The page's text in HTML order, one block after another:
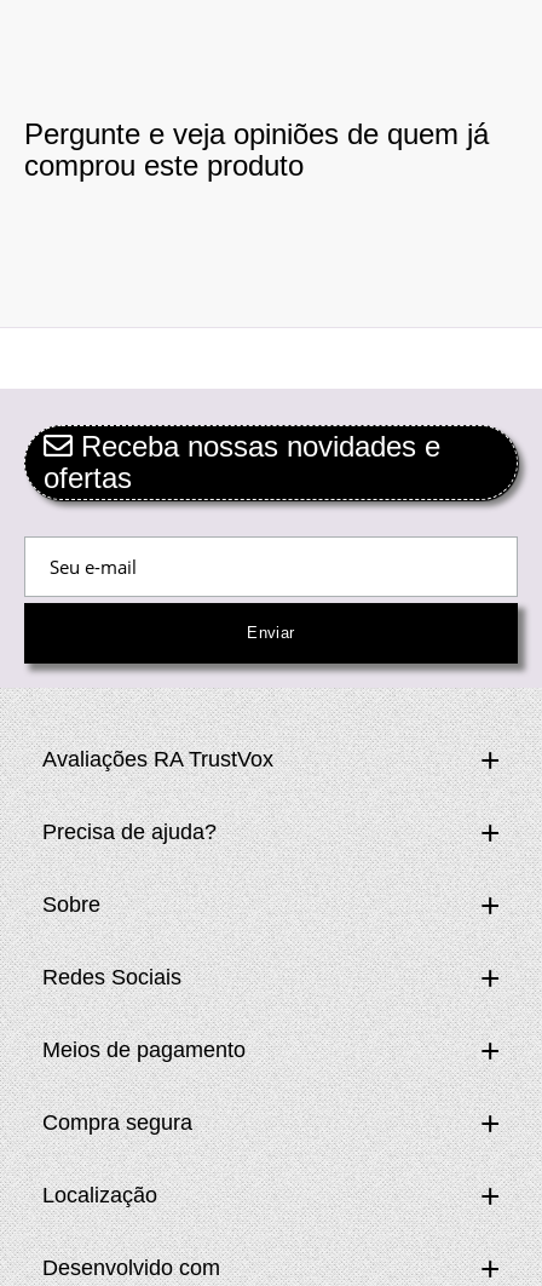
Pergunte e veja opiniões de quem já
comprou este produto
Receba nossas novidades e
ofertas
Avaliações RA TrustVox
Precisa de ajuda?
Sobre
Redes Sociais
Meios de pagamento
Compra segura
Localização
Desenvolvido com